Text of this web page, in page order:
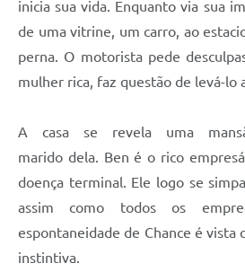
inicia sua vida. Enquanto via sua
de uma vitrine, um carro, ao
perna. O motorista pede
mulher rica, faz questão de levá-lo
A casa se revela uma
marido dela. Ben é o rico
doença terminal. Ele logo se
assim como todos os
espontaneidade de Chance é vista
instintiva.